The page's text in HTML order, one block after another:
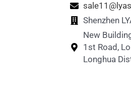
Shenzhen
New
1st Road,
Longhua